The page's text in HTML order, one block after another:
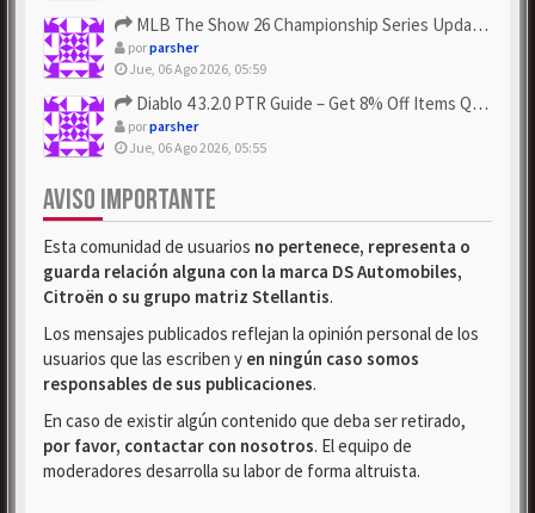
MLB The Show 26 Championship Series Update! Get Cheap & ...
porparsher
Jue, 06 Ago 2026, 05:59
Diablo 4 3.2.0 PTR Guide – Get 8% Off Items Quickly to Test ...
porparsher
Jue, 06 Ago 2026, 05:55
AVISO IMPORTANTE
Esta comunidad de usuarios no pertenece, representa o
guarda relación alguna con la marca DS Automobiles,
Citroën o su grupo matriz Stellantis.
Los mensajes publicados reflejan la opinión personal de los
usuarios que las escriben y en ningún caso somos
responsables de sus publicaciones.
En caso de existir algún contenido que deba ser retirado,
por favor, contactar con nosotros. El equipo de
moderadores desarrolla su labor de forma altruista.